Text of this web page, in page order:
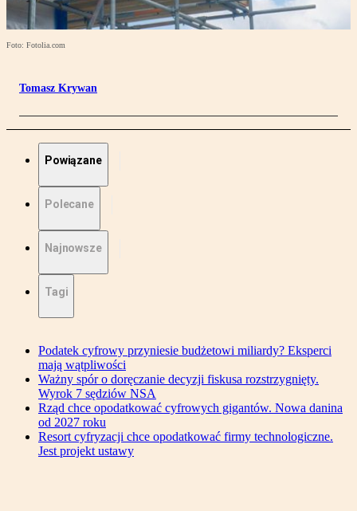
Foto: Fotolia.com
Tomasz Krywan
Powiązane
Polecane
Najnowsze
Tagi
Podatek cyfrowy przyniesie budżetowi miliardy? Eksperci
mają wątpliwości
Ważny spór o doręczanie decyzji fiskusa rozstrzygnięty.
Wyrok 7 sędziów NSA
Rząd chce opodatkować cyfrowych gigantów. Nowa danina
od 2027 roku
Resort cyfryzacji chce opodatkować firmy technologiczne.
Jest projekt ustawy